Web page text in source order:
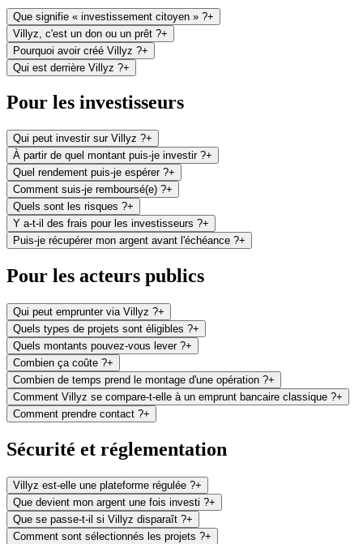
Que signifie « investissement citoyen » ?+
Villyz, c'est un don ou un prêt ?+
Pourquoi avoir créé Villyz ?+
Qui est derrière Villyz ?+
Pour les investisseurs
Qui peut investir sur Villyz ?+
À partir de quel montant puis-je investir ?+
Quel rendement puis-je espérer ?+
Comment suis-je remboursé(e) ?+
Quels sont les risques ?+
Y a-t-il des frais pour les investisseurs ?+
Puis-je récupérer mon argent avant l'échéance ?+
Pour les acteurs publics
Qui peut emprunter via Villyz ?+
Quels types de projets sont éligibles ?+
Quels montants pouvez-vous lever ?+
Combien ça coûte ?+
Combien de temps prend le montage d'une opération ?+
Comment Villyz se compare-t-elle à un emprunt bancaire classique ?+
Comment prendre contact ?+
Sécurité et réglementation
Villyz est-elle une plateforme régulée ?+
Que devient mon argent une fois investi ?+
Que se passe-t-il si Villyz disparaît ?+
Comment sont sélectionnés les projets ?+